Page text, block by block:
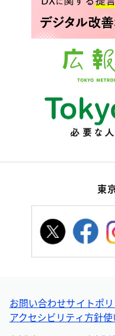
東
お問い合わせサイトポ
アクセシビリティ方針